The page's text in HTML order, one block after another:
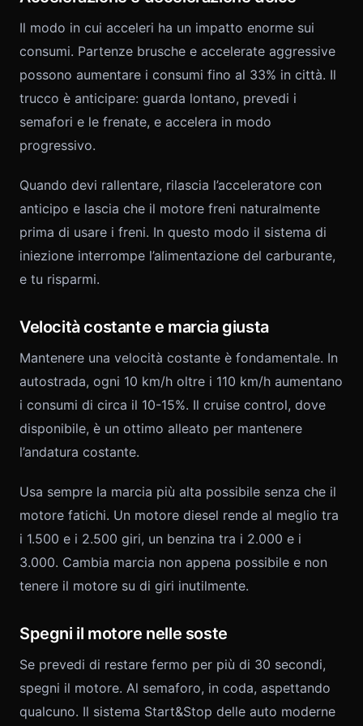
Il modo in cui acceleri ha un impatto enorme sui
consumi. Partenze brusche e accelerate aggressive
possono aumentare i consumi fino al 33% in città. Il
trucco è anticipare: guarda lontano, prevedi i
semafori e le frenate, e accelera in modo
progressivo.
Quando devi rallentare, rilascia l’acceleratore con
anticipo e lascia che il motore freni naturalmente
prima di usare i freni. In questo modo il sistema di
iniezione interrompe l’alimentazione del carburante,
e tu risparmi.
Velocità costante e marcia giusta
Mantenere una velocità costante è fondamentale. In
autostrada, ogni 10 km/h oltre i 110 km/h aumentano
i consumi di circa il 10-15%. Il cruise control, dove
disponibile, è un ottimo alleato per mantenere
l’andatura costante.
Usa sempre la marcia più alta possibile senza che il
motore fatichi. Un motore diesel rende al meglio tra
i 1.500 e i 2.500 giri, un benzina tra i 2.000 e i
3.000. Cambia marcia non appena possibile e non
tenere il motore su di giri inutilmente.
Spegni il motore nelle soste
Se prevedi di restare fermo per più di 30 secondi,
spegni il motore. Al semaforo, in coda, aspettando
qualcuno. Il sistema Start&Stop delle auto moderne